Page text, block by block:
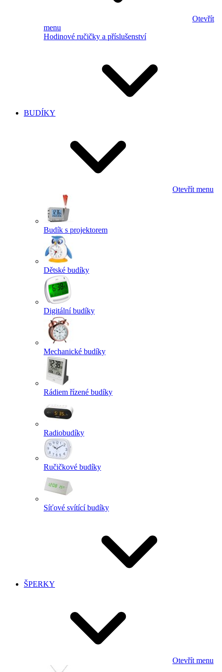
Otevřít
menu
Hodinové ručičky a příslušenství
BUDÍKY
Otevřít menu
Budík s projektorem
Dětské budíky
Digitální budíky
Mechanické budíky
Rádiem řízené budíky
Radiobudíky
Ručičkové budíky
Síťové svítící budíky
ŠPERKY
Otevřít menu